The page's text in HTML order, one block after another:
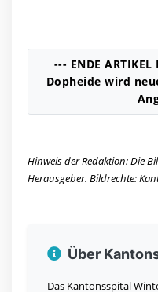
--- ENDE
Dopheide wird
Hinweis der Redaktion: Die
Herausgeber. Bildrechte:
Über
Das Kantonsspital